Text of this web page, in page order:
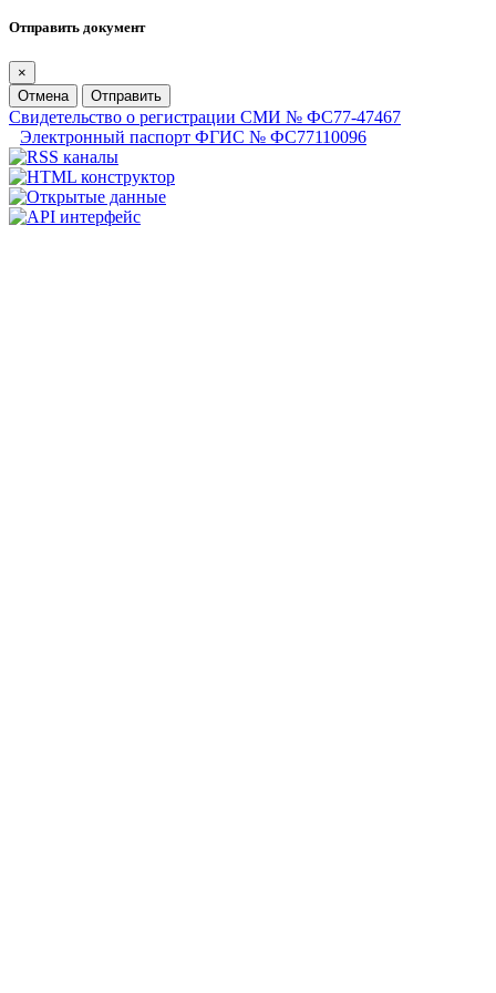
Отправить документ
×
Отмена
Отправить
Свидетельство о регистрации СМИ № ФС77-47467
Электронный паспорт ФГИС № ФС77110096